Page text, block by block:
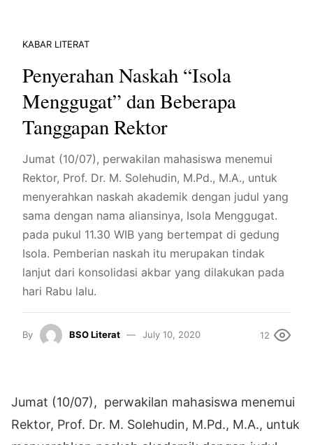
KABAR LITERAT
Penyerahan Naskah “Isola
Menggugat” dan Beberapa
Tanggapan Rektor
Jumat (10/07), perwakilan mahasiswa menemui
Rektor, Prof. Dr. M. Solehudin, M.Pd., M.A., untuk
menyerahkan naskah akademik dengan judul yang
sama dengan nama aliansinya, Isola Menggugat.
pada pukul 11.30 WIB yang bertempat di gedung
Isola. Pemberian naskah itu merupakan tindak
lanjut dari konsolidasi akbar yang dilakukan pada
hari Rabu lalu.
By BSO Literat July 10, 2020 12
Jumat (10/07), perwakilan mahasiswa menemui
Rektor, Prof. Dr. M. Solehudin, M.Pd., M.A., untuk